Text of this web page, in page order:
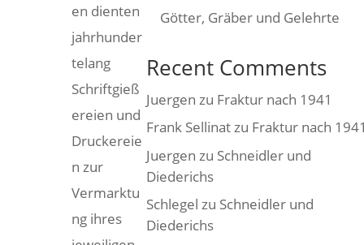
en dienten
jahrhunder
telang
Schriftgieß
ereien und
Druckereie
n zur
Vermarktu
ng ihres
Götter, Gräber und Gelehrte
Recent Comments
Juergen zu Fraktur nach 1941
Frank Sellinatzu Fraktur nach
Juergen zu Schneidler und
Diederichs
Schlegel zu Schneidler und
Diederichs